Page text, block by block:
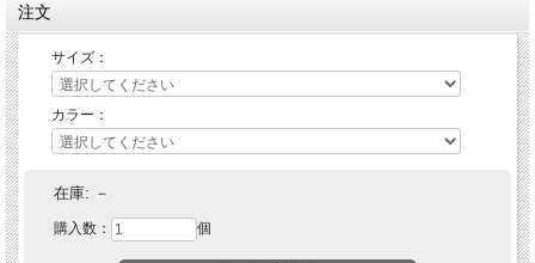
VIRGOwearworks (ヴァルゴウェアワークス) Virgers tank pack
注文
サイズ：
カラー：
在庫: －
購入数： 個